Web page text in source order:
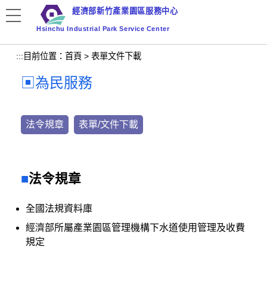
要
容
經濟部新竹產業園區服務中心
Hsinchu Industrial Park Service Center
::: 目前位置： 首頁 > 表單文件下載
為民服務
法令規章 表單/文件下載
法令規章
全國法規資料庫
經濟部所屬產業園區管理機構下水道使用管理及收費
規定